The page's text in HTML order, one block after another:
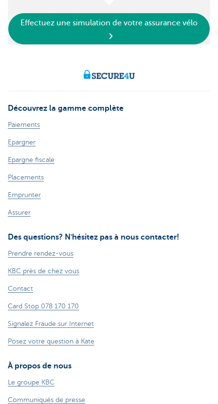
Effectuez une simulation de votre assurance vélo
Découvrez la gamme complète
Paiements
Epargner
Epargne fiscale
Placements
Emprunter
Assurer
Des questions? N'hésitez pas à nous contacter!
Prendre rendez-vous
KBC près de chez vous
Contact
Card Stop 078 170 170
Signalez Fraude sur Internet
Posez votre question à Kate
À propos de nous
Le groupe KBC
Communiqués de presse